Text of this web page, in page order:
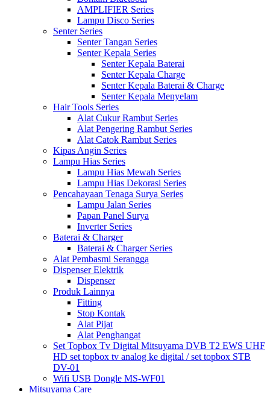
AMPLIFIER Series
Lampu Disco Series
Senter Series
Senter Tangan Series
Senter Kepala Series
Senter Kepala Baterai
Senter Kepala Charge
Senter Kepala Baterai & Charge
Senter Kepala Menyelam
Hair Tools Series
Alat Cukur Rambut Series
Alat Pengering Rambut Series
Alat Catok Rambut Series
Kipas Angin Series
Lampu Hias Series
Lampu Hias Mewah Series
Lampu Hias Dekorasi Series
Pencahayaan Tenaga Surya Series
Lampu Jalan Series
Papan Panel Surya
Inverter Series
Baterai & Charger
Baterai & Charger Series
Alat Pembasmi Serangga
Dispenser Elektrik
Dispenser
Produk Lainnya
Fitting
Stop Kontak
Alat Pijat
Alat Penghangat
Set Topbox Tv Digital Mitsuyama DVB T2 EWS UHF
HD set topbox tv analog ke digital / set topbox STB
DV-01
Wifi USB Dongle MS-WF01
Mitsuyama Care